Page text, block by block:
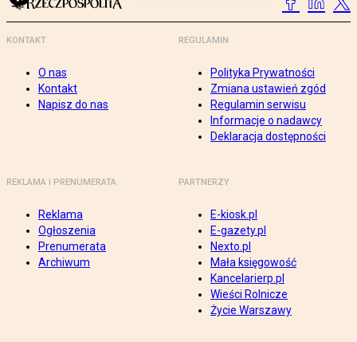
KONTAKT
O nas
Kontakt
Napisz do nas
REGULAMIN
Polityka Prywatności
Zmiana ustawień zgód
Regulamin serwisu
Informacje o nadawcy
Deklaracja dostępności
REKLAMA I PRENUMERATA
Reklama
Ogłoszenia
Prenumerata
Archiwum
PARTNERZY
E-kiosk.pl
E-gazety.pl
Nexto.pl
Mała księgowość
Kancelarierp.pl
Wieści Rolnicze
Życie Warszawy